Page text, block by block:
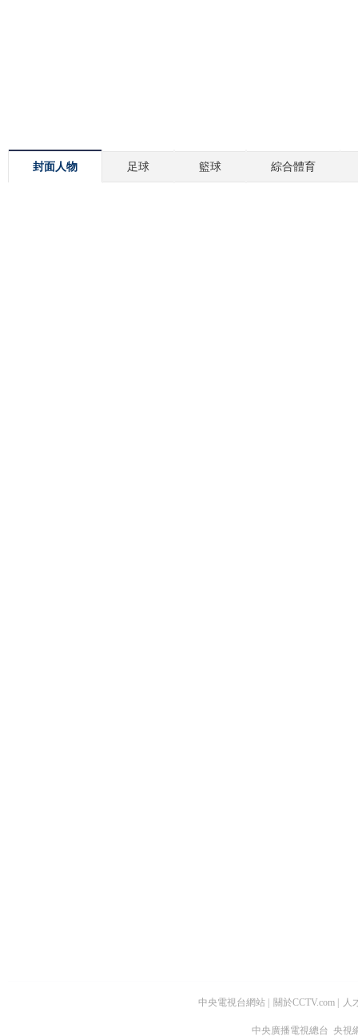
封面人物 足球 籃球 綜合體育
中央電視台網站 關於CCTV.com 人
中央廣播電視總台 央視